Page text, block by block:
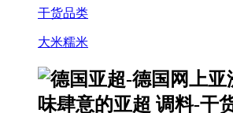
干货品类
大米糯米